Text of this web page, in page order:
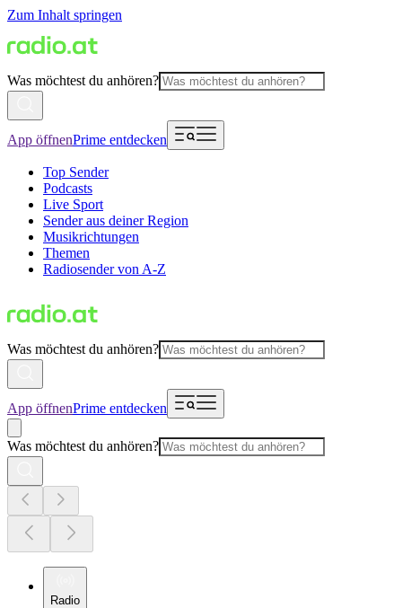
Zum Inhalt springen
Was möchtest du anhören?
App öffnenPrime entdecken
Top Sender
Podcasts
Live Sport
Sender aus deiner Region
Musikrichtungen
Themen
Radiosender von A-Z
Was möchtest du anhören?
App öffnenPrime entdecken
Was möchtest du anhören?
Radio